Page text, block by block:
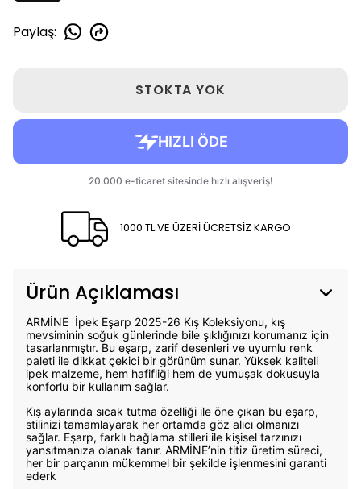
Paylaş:
STOKTA YOK
1000 TL VE ÜZERİ ÜCRETSİZ KARGO
Ürün Açıklaması
ARMİNE İpek Eşarp 2025-26 Kış Koleksiyonu, kış
mevsiminin soğuk günlerinde bile şıklığınızı korumanız için
tasarlanmıştır. Bu eşarp, zarif desenleri ve uyumlu renk
paleti ile dikkat çekici bir görünüm sunar. Yüksek kaliteli
ipek malzeme, hem hafifliği hem de yumuşak dokusuyla
konforlu bir kullanım sağlar.
Kış aylarında sıcak tutma özelliği ile öne çıkan bu eşarp,
stilinizi tamamlayarak her ortamda göz alıcı olmanızı
sağlar. Eşarp, farklı bağlama stilleri ile kişisel tarzınızı
yansıtmanıza olanak tanır. ARMİNE’nin titiz üretim süreci,
her bir parçanın mükemmel bir şekilde işlenmesini garanti
ederk